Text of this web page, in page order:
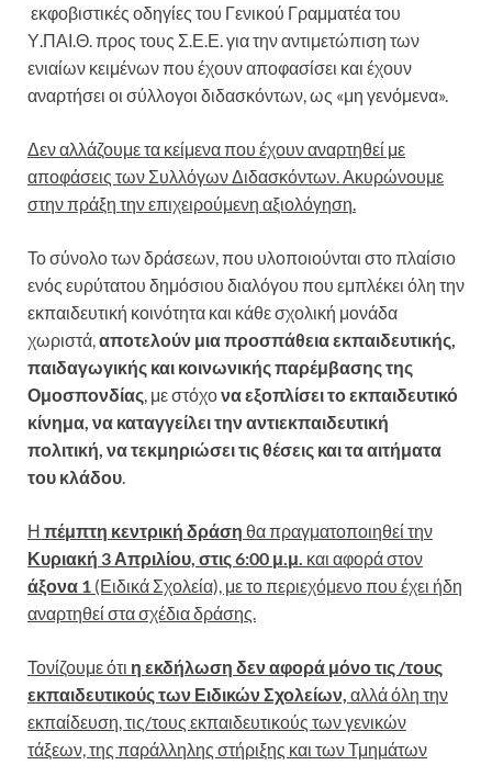
εκφοβιστικές οδηγίες του Γενικού Γραμματέα του
Υ.ΠΑΙ.Θ. προς τους Σ.Ε.Ε. για την αντιμετώπιση των
ενιαίων κειμένων που έχουν αποφασίσει και έχουν
αναρτήσει οι σύλλογοι διδασκόντων, ως «μη γενόμενα».
Δεν αλλάζουμε τα κείμενα που έχουν αναρτηθεί με
αποφάσεις των Συλλόγων Διδασκόντων. Ακυρώνουμε
στην πράξη την επιχειρούμενη αξιολόγηση.
Το σύνολο των δράσεων, που υλοποιούνται στο πλαίσιο
ενός ευρύτατου δημόσιου διαλόγου που εμπλέκει όλη την
εκπαιδευτική κοινότητα και κάθε σχολική μονάδα
χωριστά,αποτελούν μια προσπάθεια εκπαιδευτικής,
παιδαγωγικής και κοινωνικής παρέμβασης της
Ομοσπονδίας, με στόχοναεξοπλίσει το εκπαιδευτικό
κίνημα, να καταγγείλει την αντιεκπαιδευτική
πολιτική, να τεκμηριώσει τις θέσεις και τα αιτήματα
του κλάδου.
Η πέμπτη κεντρική δράση θα πραγματοποιηθεί την
Κυριακή 3 Απριλίου, στις 6:00 μ.μ. και αφορά στον
άξονα 1 (Ειδικά Σχολεία), με το περιεχόμενο που έχει ήδη
αναρτηθεί στα σχέδια δράσης.
Τονίζουμε ότι η εκδήλωση δεν αφορά μόνο τις /τους
εκπαιδευτικούς των Ειδικών Σχολείων, αλλά όλη την
εκπαίδευση, τις/τους εκπαιδευτικούς των γενικών
τάξεων, της παράλληλης στήριξης και των Τμημάτων